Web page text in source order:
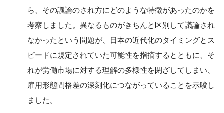
ら、その議論のされ方にどのような特徴があったのかを
考察しました。異なるものがきちんと区別して議論され
なかったという問題が、日本の近代化のタイミングとス
ピードに規定されていた可能性を指摘するとともに、そ
れが労働市場に対する理解の多様性を閉ざしてしまい、
雇用形態間格差の深刻化につながっていることを示唆し
ました。